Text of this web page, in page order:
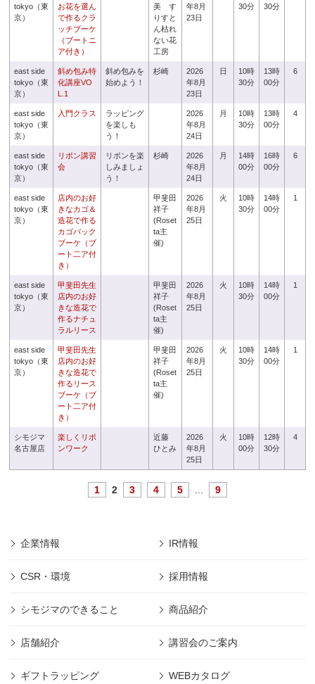
tokyo（東
京）
お花を選ん
で作るクラ
ッチブーケ
（ブートニ
ア付き）
美 す
りすと
ん枯れ
ない花
工房
年8月
23日
30分
30分
east side
tokyo（東
京）
斜め包み特
化講座VO
L.1
斜め包みを
始めよう！
杉崎
2026
年8月
23日
日
10時
30分
13時
00分
6
east side
tokyo（東
京）
入門クラス
ラッピング
を楽しも
う！
2026
年8月
24日
月
10時
30分
13時
00分
4
east side
tokyo（東
京）
リボン講習
会
リボンを楽
しみましょ
う！
杉崎
2026
年8月
24日
月
14時
00分
16時
00分
6
east side
tokyo（東
京）
店内のお好
きなカゴ＆
造花で作る
カゴバック
ブーケ（ブ
ート二ア付
き）
甲斐田
祥子
(Roset
ta主
催)
2026
年8月
25日
火
10時
30分
14時
00分
1
east side
tokyo（東
京）
甲斐田先生
店内のお好
きな造花で
作るナチュ
ラルリース
甲斐田
祥子
(Roset
ta主
催)
2026
年8月
25日
火
10時
30分
14時
00分
1
east side
tokyo（東
京）
甲斐田先生
店内のお好
きな造花で
作るリース
ブーケ（ブ
ート二ア付
き）
甲斐田
祥子
(Roset
ta主
催)
2026
年8月
25日
火
10時
30分
14時
00分
1
シモジマ
名古屋店
楽しくリボ
ンワーク
近藤
ひとみ
2026
年8月
25日
火
10時
00分
12時
30分
4
1 2 3 4 5 9
企業情報 IR情報
CSR・環境 採用情報
シモジマのできること 商品紹介
店舗紹介 講習会のご案内
ギフトラッピング WEBカタログ